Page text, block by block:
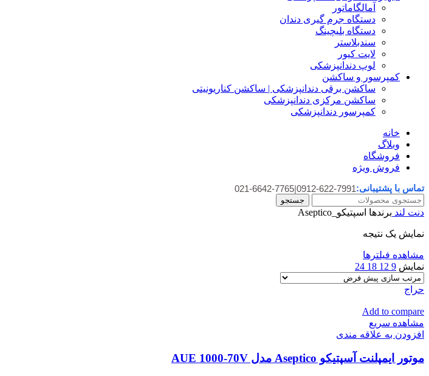
آمالگاماتور
دستگاه جرم گیری دندان
دستگاه بلیچینگ
سندبلاستر
لایت کیور
لوپ دندانپزشکی
کمپرسور و ساکشن
ساکشن برقی دندانپزشکی | ساکشن کناریونیتی
ساکشن مرکزی دندانپزشکی
کمپرسور دندانپزشکی
خانه
وبلاگ
فروشگاه
فروش ویژه
تماس با پشتیبانی:0912-622-7991
|
021-6642-7765
جستجو
دنت لند برندها اسپتیکو_Aseptico
نمایش یک نتیجه
مشاهده فیلترها
نمایش 9
12
18
24
حراج
Add to compare
مشاهده سریع
افزودن به علاقه مندی
موتور ایمپلنت آسپتیکو Aseptico مدل AUE 1000-70V